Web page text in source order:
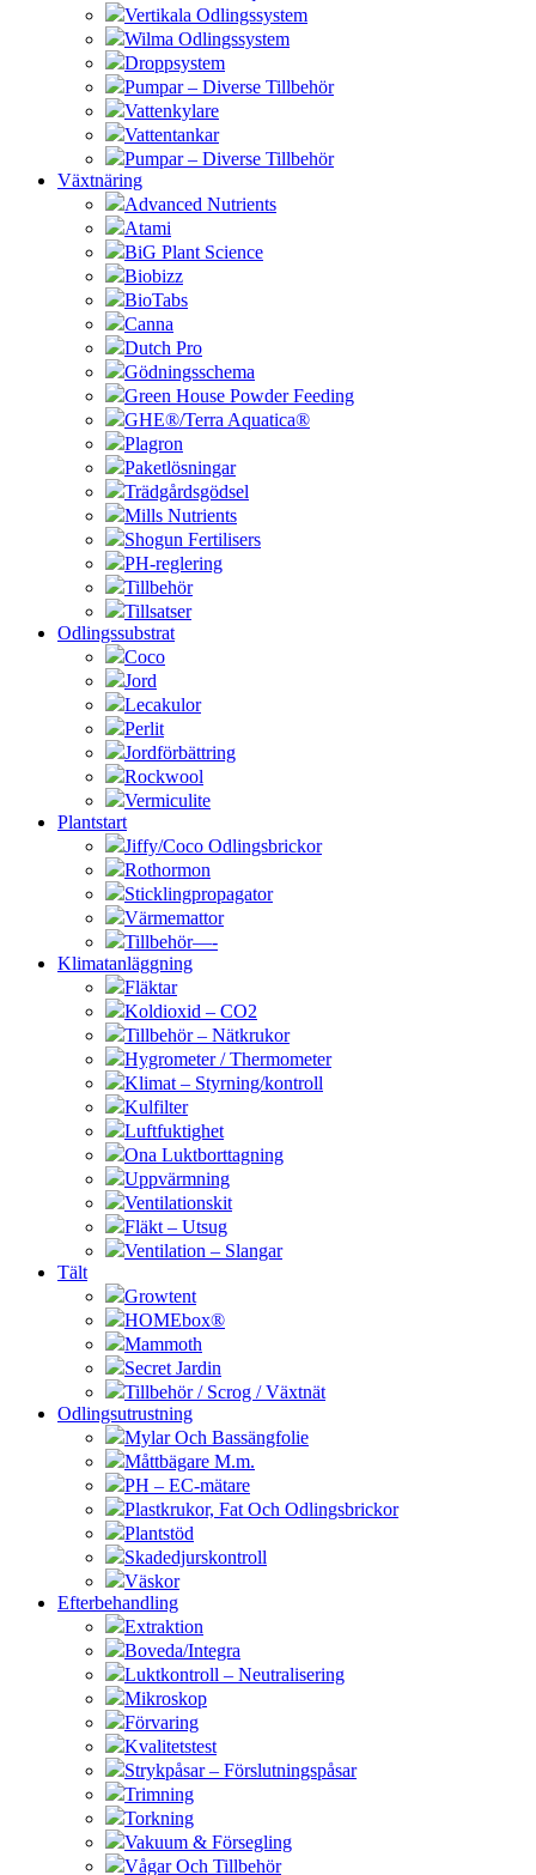
Vertikala Odlingssystem
Wilma Odlingssystem
Droppsystem
Pumpar – Diverse Tillbehör
Vattenkylare
Vattentankar
Pumpar – Diverse Tillbehör
Växtnäring
Advanced Nutrients
Atami
BiG Plant Science
Biobizz
BioTabs
Canna
Dutch Pro
Gödningsschema
Green House Powder Feeding
GHE®/Terra Aquatica®
Plagron
Paketlösningar
Trädgårdsgödsel
Mills Nutrients
Shogun Fertilisers
PH-reglering
Tillbehör
Tillsatser
Odlingssubstrat
Coco
Jord
Lecakulor
Perlit
Jordförbättring
Rockwool
Vermiculite
Plantstart
Jiffy/Coco Odlingsbrickor
Rothormon
Sticklingpropagator
Värmemattor
Tillbehör—-
Klimatanläggning
Fläktar
Koldioxid – CO2
Tillbehör – Nätkrukor
Hygrometer / Thermometer
Klimat – Styrning/kontroll
Kulfilter
Luftfuktighet
Ona Luktborttagning
Uppvärmning
Ventilationskit
Fläkt – Utsug
Ventilation – Slangar
Tält
Growtent
HOMEbox®
Mammoth
Secret Jardin
Tillbehör / Scrog / Växtnät
Odlingsutrustning
Mylar Och Bassängfolie
Måttbägare M.m.
PH – EC-mätare
Plastkrukor, Fat Och Odlingsbrickor
Plantstöd
Skadedjurskontroll
Väskor
Efterbehandling
Extraktion
Boveda/Integra
Luktkontroll – Neutralisering
Mikroskop
Förvaring
Kvalitetstest
Strykpåsar – Förslutningspåsar
Trimning
Torkning
Vakuum & Försegling
Vågar Och Tillbehör